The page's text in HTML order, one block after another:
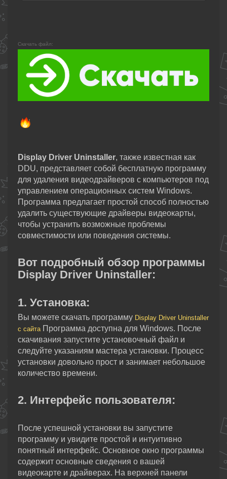
Скачать файл:
Display Driver Uninstaller, также известная как
DDU, представляет собой бесплатную программу
для удаления видеодрайверов с компьютеров под
управлением операционных систем Windows.
Программа предлагает простой способ полностью
удалить существующие драйверы видеокарты,
чтобы устранить возможные проблемы
совместимости или поведения системы.
Вот подробный обзор программы
Display Driver Uninstaller:
1. Установка:
Вы можете скачать программу Display Driver Uninstaller
с сайта Программа доступна для Windows. После
скачивания запустите установочный файл и
следуйте указаниям мастера установки. Процесс
установки довольно прост и занимает небольшое
количество времени.
2. Интерфейс пользователя:
После успешной установки вы запустите
программу и увидите простой и интуитивно
понятный интерфейс. Основное окно программы
содержит основные сведения о вашей
видеокарте и драйверах. На верхней панели